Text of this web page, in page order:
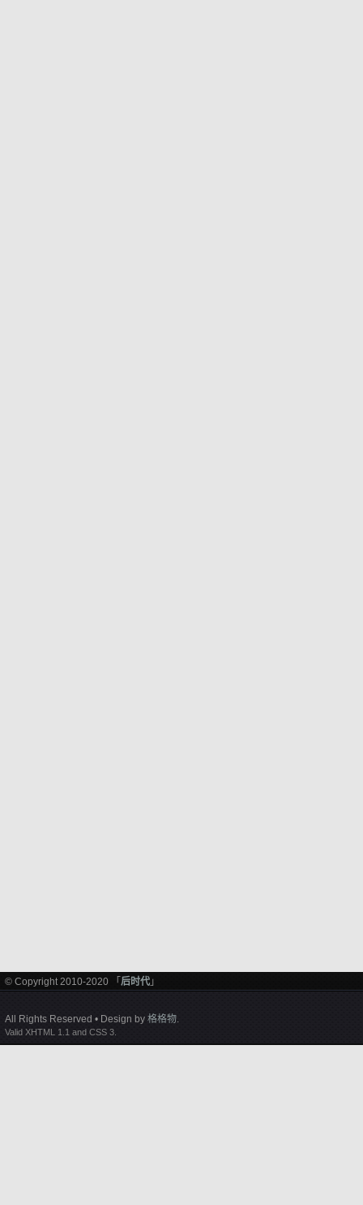
© Copyright 2010-2020 「 后时代 」
All Rights Reserved • Design by 格格物.
Valid XHTML 1.1 and CSS 3.